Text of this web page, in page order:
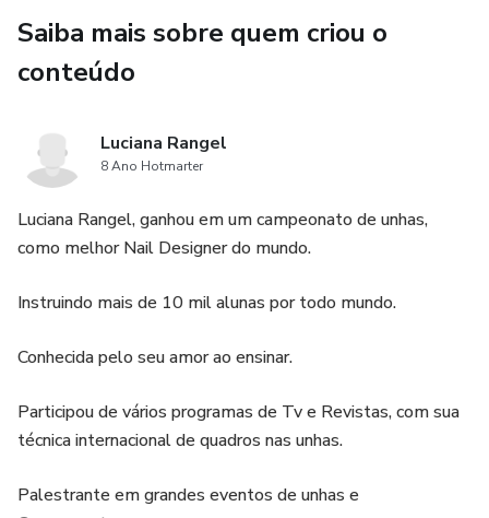
Saiba mais sobre quem criou o
conteúdo
Luciana Rangel
8 Ano Hotmarter
Luciana Rangel, ganhou em um campeonato de unhas,
como melhor Nail Designer do mundo.
Instruindo mais de 10 mil alunas por todo mundo.
Conhecida pelo seu amor ao ensinar.
Participou de vários programas de Tv e Revistas, com sua
técnica internacional de quadros nas unhas.
Palestrante em grandes eventos de unhas e